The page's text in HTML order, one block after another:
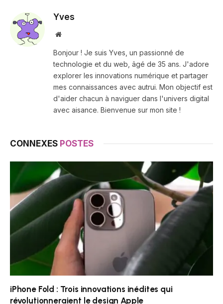
Yves
Site
Bonjour ! Je suis Yves, un passionné de
technologie et du web, âgé de 35 ans. J'adore
explorer les innovations numérique et partager
mes connaissances avec autrui. Mon objectif est
d'aider chacun à naviguer dans l'univers digital
avec aisance. Bienvenue sur mon site !
CONNEXES POSTES
iPhone Fold : Trois innovations inédites qui
révolutionneraient le design Apple